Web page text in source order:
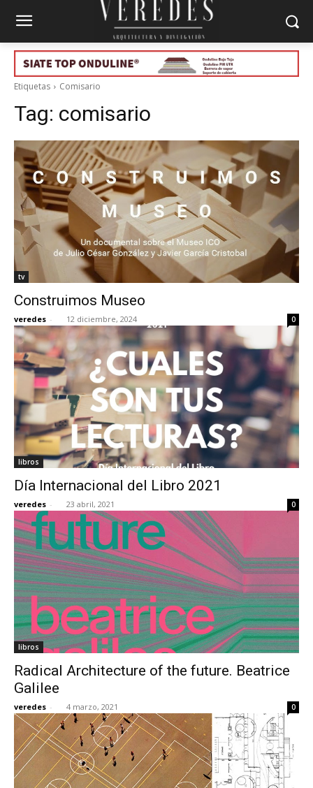
Etiquetas Comisario
Tag: comisario
tv
Construimos Museo
veredes - 12 diciembre, 2024 0
libros
Día Internacional del Libro 2021
veredes - 23 abril, 2021 0
libros
Radical Architecture of the future. Beatrice
Galilee
veredes - 4 marzo, 2021 0